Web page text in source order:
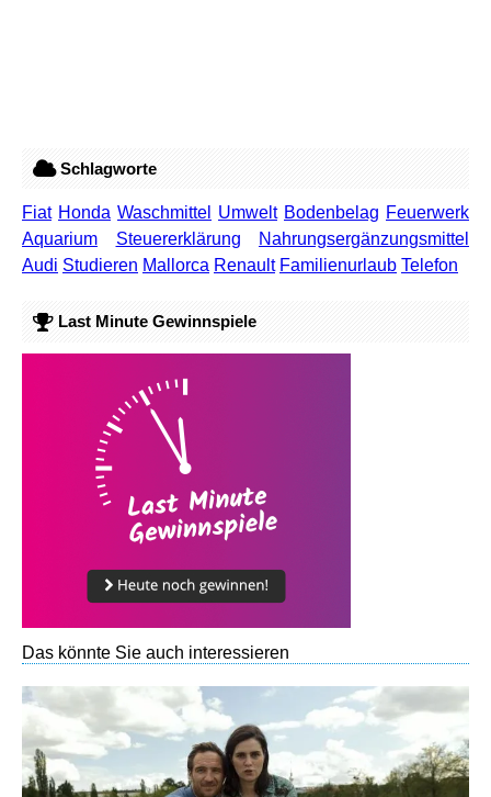
Schlagworte
Fiat Honda Waschmittel Umwelt Bodenbelag Feuerwerk
Aquarium
Steuererklärung
Nahrungsergänzungsmittel
Audi Studieren Mallorca Renault Familienurlaub Telefon
Last Minute Gewinnspiele
Das könnte Sie auch interessieren